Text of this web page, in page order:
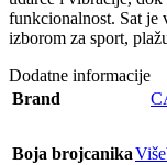
funkcionalnost. Sat je
izborom za sport,
Dodatne informacije
Brand
Boja brojcanika